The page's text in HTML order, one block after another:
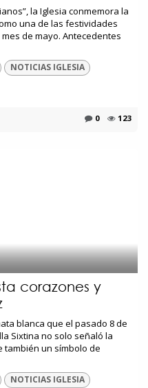
la Iglesia conmemora la
una de las festividades
de mayo. Antecedentes
NOTICIAS IGLESIA
0 123
corazones y
blanca que el pasado 8 de
Sixtina no solo señaló la
también un símbolo de
NOTICIAS IGLESIA